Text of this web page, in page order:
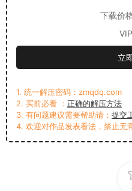
下载价
立
1. 统一解压密码：zmqdq.com
2. 买前必看 ： 正确的解压方法
3. 有问题建议需要帮助请： 提交
4. 欢迎对作品发表看法，禁止无